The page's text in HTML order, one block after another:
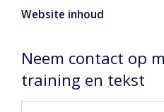
Website inhoud
Neem contact op
training en tekst